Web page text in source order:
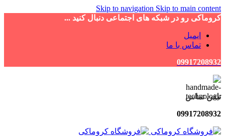
Skip to navigation Skip to main content
کروماکی رو در شبکه های اجتماعی دنبال کنید ...
ایمیل
تماس با ما
09917208932
تلفن تماس
09917208932